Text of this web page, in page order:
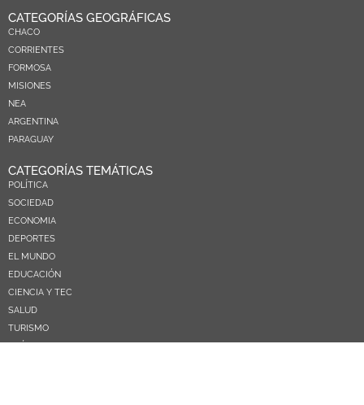
CATEGORÍAS GEOGRÁFICAS
CHACO
CORRIENTES
FORMOSA
MISIONES
NEA
ARGENTINA
PARAGUAY
CATEGORÍAS TEMÁTICAS
POLÍTICA
SOCIEDAD
ECONOMIA
DEPORTES
EL MUNDO
EDUCACIÓN
CIENCIA Y TEC
SALUD
TURISMO
PRÓXIMOS PAGOS